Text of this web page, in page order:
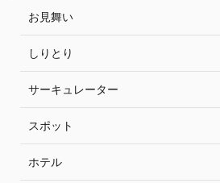
お見舞い
しりとり
サーキュレーター
スポット
ホテル